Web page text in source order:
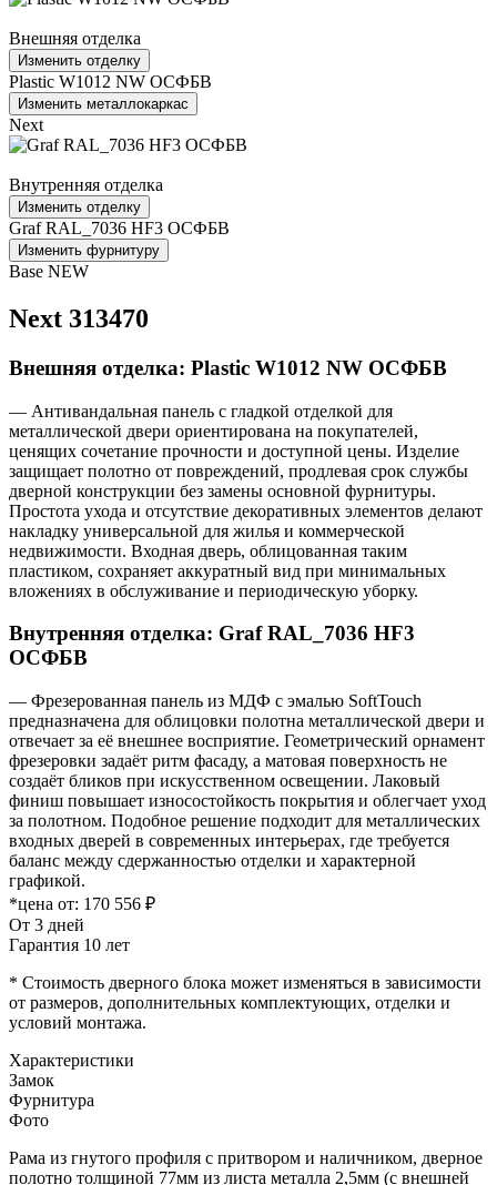
Внешняя отделка
Изменить отделку
Plastic W1012 NW ОСФБВ
Изменить металлокаркас
Next
Внутренняя отделка
Изменить отделку
Graf RAL_7036 HF3 ОСФБВ
Изменить фурнитуру
Base NEW
Next 313470
Внешняя отделка: Plastic W1012 NW ОСФБВ
— Антивандальная панель с гладкой отделкой для
металлической двери ориентирована на покупателей,
ценящих сочетание прочности и доступной цены. Изделие
защищает полотно от повреждений, продлевая срок службы
дверной конструкции без замены основной фурнитуры.
Простота ухода и отсутствие декоративных элементов делают
накладку универсальной для жилья и коммерческой
недвижимости. Входная дверь, облицованная таким
пластиком, сохраняет аккуратный вид при минимальных
вложениях в обслуживание и периодическую уборку.
Внутренняя отделка: Graf RAL_7036 HF3
ОСФБВ
— Фрезерованная панель из МДФ с эмалью SoftTouch
предназначена для облицовки полотна металлической двери и
отвечает за её внешнее восприятие. Геометрический орнамент
фрезеровки задаёт ритм фасаду, а матовая поверхность не
создаёт бликов при искусственном освещении. Лаковый
финиш повышает износостойкость покрытия и облегчает уход
за полотном. Подобное решение подходит для металлических
входных дверей в современных интерьерах, где требуется
баланс между сдержанностью отделки и характерной
графикой.
*цена от: 170 556 ₽
От 3 дней
Гарантия 10 лет
* Стоимость дверного блока может изменяться в зависимости
от размеров, дополнительных комплектующих, отделки и
условий монтажа.
Характеристики
Замок
Фурнитура
Фото
Рама из гнутого профиля с притвором и наличником, дверное
полотно толщиной 77мм из листа металла 2,5мм (с внешней